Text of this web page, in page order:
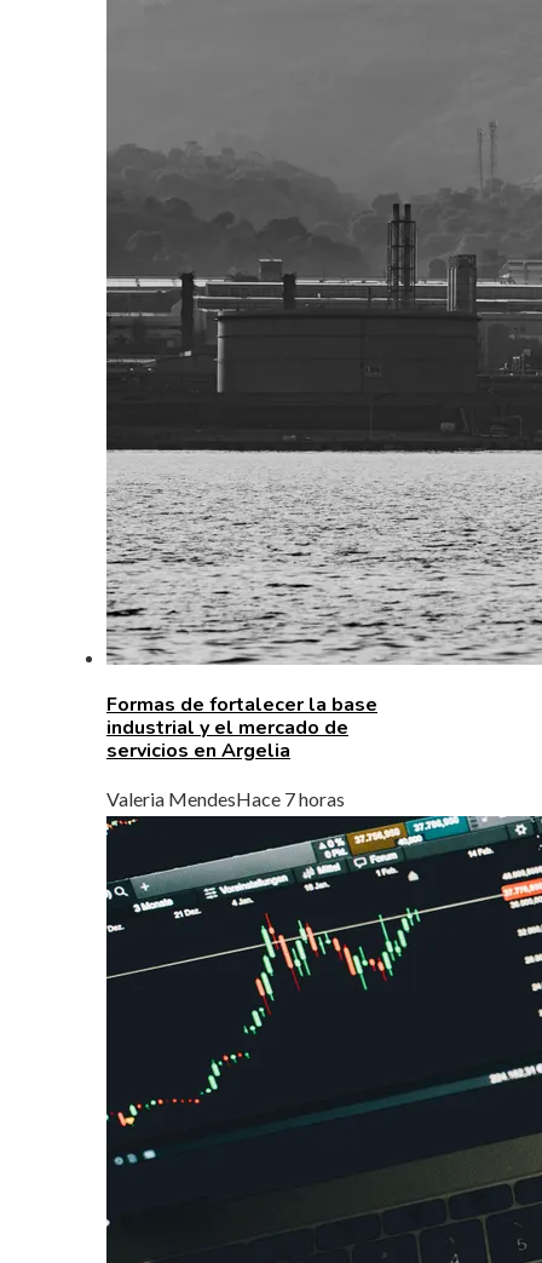
Formas de fortalecer la base
industrial y el mercado de
servicios en Argelia
Valeria MendesHace 7 horas